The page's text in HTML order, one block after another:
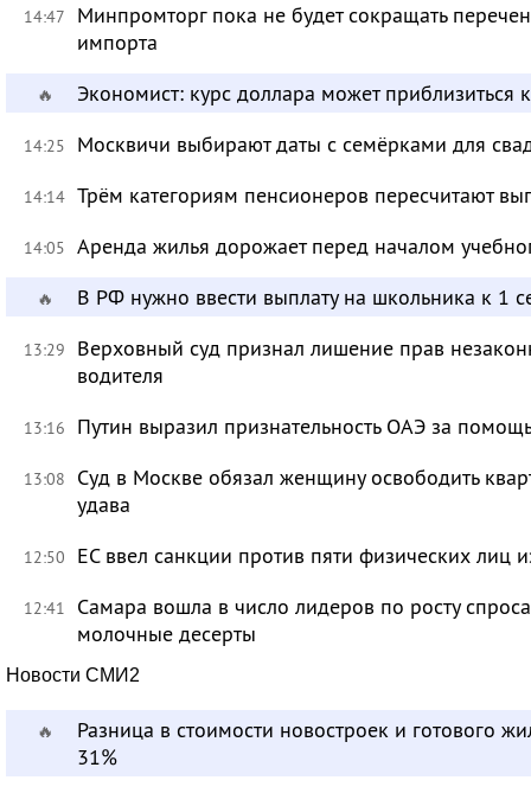
14:47
Минпромторг пока не будет сокращать
импорта
🔥 Экономист: курс доллара может приблизиться
14:25 Москвичи выбирают даты с семёрками для
14:14 Трём категориям пенсионеров пересчитают
14:05 Аренда жилья дорожает перед началом
🔥 В РФ нужно ввести выплату на школьника к 1
13:29
Верховный суд признал лишение прав
водителя
13:16 Путин выразил признательность ОАЭ за
13:08
Суд в Москве обязал женщину освободить
удава
12:50 ЕС ввел санкции против пяти физических лиц
12:41
Самара вошла в число лидеров по росту
молочные десерты
Новости СМИ2
🔥
Разница в стоимости новостроек и готового
31%